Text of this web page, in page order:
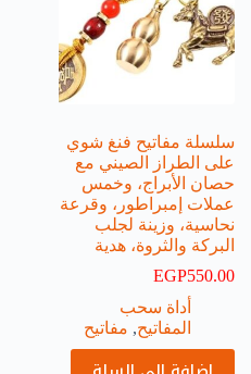
سلسلة مفاتيح فنغ شوي
على الطراز الصيني مع
حصان الأبراج، وخمس
عملات إمبراطور، وقرعة
نحاسية، وزينة لجلب
البركة والثروة، هدية
EGP550.00
أداة سحب
المفاتيح, مفاتيح